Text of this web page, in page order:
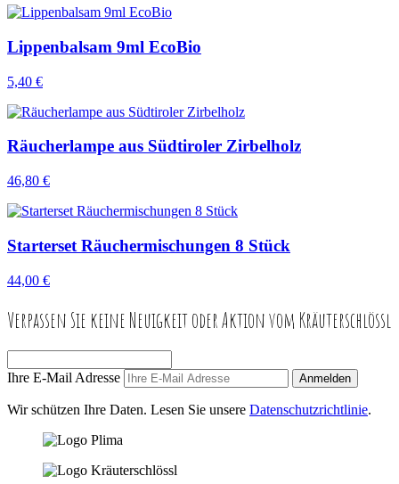
Lippenbalsam 9ml EcoBio
5,40 €
Räucherlampe aus Südtiroler Zirbelholz
46,80 €
Starterset Räuchermischungen 8 Stück
44,00 €
Verpassen Sie keine Neuigkeit oder Aktion vom Kräuterschlössl
Ihre E-Mail Adresse Anmelden
Wir schützen Ihre Daten. Lesen Sie unsere Datenschutzrichtlinie.